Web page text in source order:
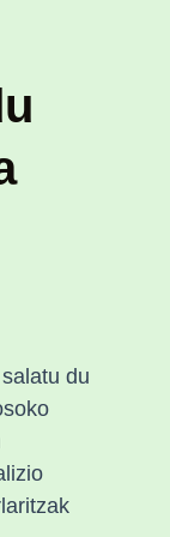
du